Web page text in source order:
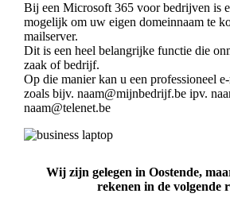
Bij een Microsoft 365 voor bedrijven is
mogelijk om uw eigen domeinnaam te
mailserver.
Dit is een heel belangrijke functie die
zaak of bedrijf.
Op die manier kan u een professioneel
zoals bijv. naam@mijnbedrijf.be ipv.
naam@telenet.be
Wij zijn gelegen in Oostende,
rekenen in de volgende